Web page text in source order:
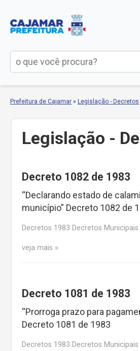
Prefeitura de Cajamar » Legislação - Decretos
Legislação -
Decreto 1082 de 1983
“Declarando estado de
município” Decreto 1082 de
Decretos 1983 Decretos Municipais
veja mais
Decreto 1081 de 1983
“Prorroga prazo para
Decreto 1081 de 1983
Decretos 1983 Decretos Municipais